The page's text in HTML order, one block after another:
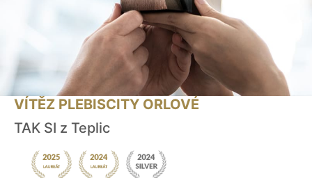
VÍTĚZ PLEBISCITY ORLOVÉ
TAK SI z Teplic